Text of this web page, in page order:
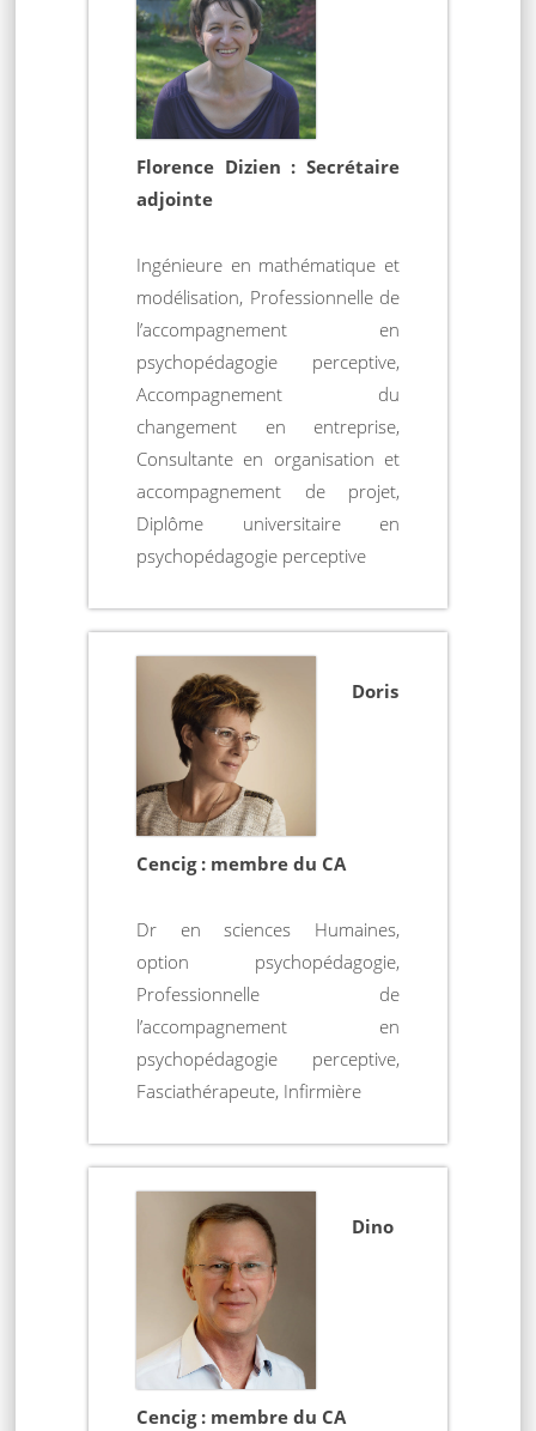
Florence Dizien : Secrétaire
adjointe
Ingénieure en mathématique et
modélisation, Professionnelle de
l’accompagnement en
psychopédagogie perceptive,
Accompagnement du
changement en entreprise,
Consultante en organisation et
accompagnement de projet,
Diplôme universitaire en
psychopédagogie perceptive
Doris
Cencig : membre du CA
Dr en sciences Humaines,
option psychopédagogie,
Professionnelle de
l’accompagnement en
psychopédagogie perceptive,
Fasciathérapeute, Infirmière
Dino
Cencig : membre du CA